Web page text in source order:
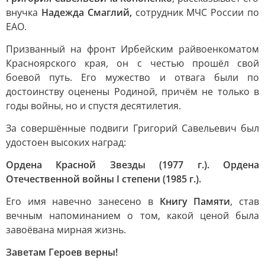
внучка Надежда Смаглий,сотрудник МЧС России по
ЕАО.
Призванный на фронт Ирбейским райвоенкоматом
Красноярского края, он с честью прошёл свой
боевой путь. Его мужество и отвага были по
достоинству оценены Родиной, причём не только в
годы войны, но и спустя десятилетия.
За совершённые подвиги Григорий Савельевич был
удостоен высоких наград:
Ордена Красной Звезды (1977 г.). Ордена
Отечественной войны I степени (1985 г.).
Его имя навечно занесено в Книгу Памяти, став
вечным напоминанием о том, какой ценой была
завоёвана мирная жизнь.
Заветам Героев верны!